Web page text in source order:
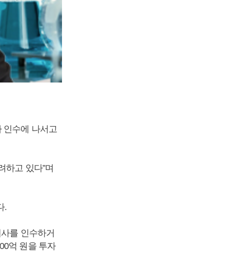
인수에 나서고
하고 있다”며
.
를 인수하거
억 원을 투자